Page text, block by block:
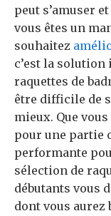
peut s’amuser
vous êtes un
souhaitez
c’est la solution
raquettes de
être difficile de
mieux. Que
pour une partie
performante
sélection de
débutants vous
dont vous